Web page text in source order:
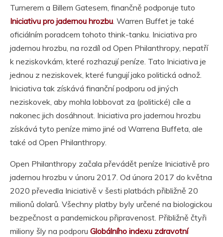
Turnerem a Billem Gatesem, finančně podporuje tuto
Iniciativu pro jadernou hrozbu. Warren Buffet je také
oficiálním poradcem tohoto think-tanku. Iniciativa pro
jadernou hrozbu, na rozdíl od Open Philanthropy, nepatří
k neziskovkám, které rozhazují peníze. Tato Iniciativa je
jednou z neziskovek, které fungují jako politická odnož.
Iniciativa tak získává finanční podporu od jiných
neziskovek, aby mohla lobbovat za (politické) cíle a
nakonec jich dosáhnout. Iniciativa pro jadernou hrozbu
získává tyto peníze mimo jiné od Warrena Buffeta, ale
také od Open Philanthropy.
Open Philanthropy začala převádět peníze Iniciativě pro
jadernou hrozbu v únoru 2017. Od února 2017 do května
2020 převedla Iniciativě v šesti platbách přibližně 20
milionů dolarů. Všechny platby byly určené na biologickou
bezpečnost a pandemickou připravenost. Přibližně čtyři
miliony šly na podporu Globálního indexu zdravotní